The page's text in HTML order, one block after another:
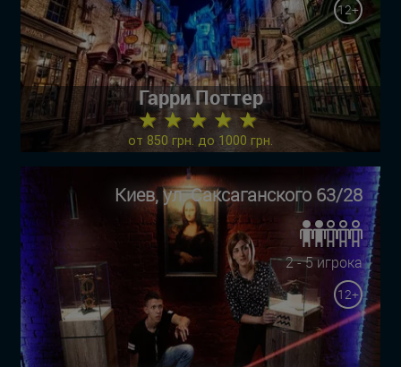
12+
Гарри Поттер
★ ★ ★ ★ ★
от 850 грн. до 1000 грн.
Киев, ул. Саксаганского 63/28
2 - 5 игрока
12+